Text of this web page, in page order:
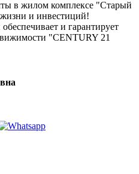
в жилом комплексе "Старый
и инвестиций!
и гарантирует
"CENTURY 21